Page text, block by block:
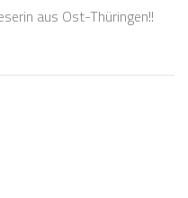
aus Ost-Thüringen!!